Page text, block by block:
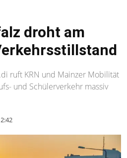
droht am
ruft KRN und Mainzer Mobilität
und Schülerverkehr massiv